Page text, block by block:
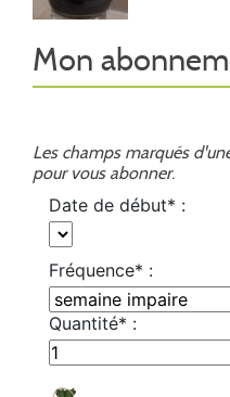
Mon
Les champs marqués
pour vous abonner.
Date de début* :
Fréquence* :
Quantité* :